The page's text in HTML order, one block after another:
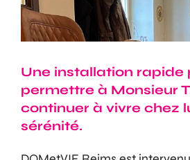
Une installation rapide
permettre à Monsieur
continuer à vivre chez
sérénité.